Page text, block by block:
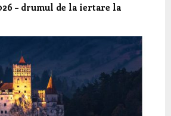
– drumul de la iertare la